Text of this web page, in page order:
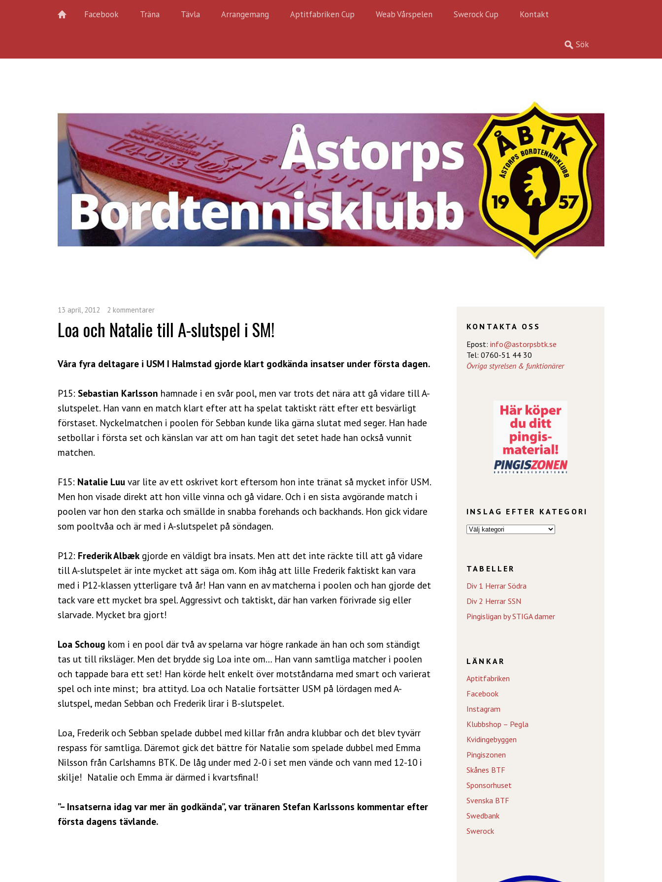
Facebook Träna Tävla Arrangemang Aptitfabriken Cup Weab Vårspelen Swerock Cup Kontakt
13 april, 2012 2 kommentarer
Loa och Natalie till A-slutspel i SM!
Våra fyra deltagare i USM I Halmstad gjorde klart godkända insatser under första dagen.
P15: Sebastian Karlsson hamnade i en svår pool, men var trots det nära att gå vidare till A-
slutspelet. Han vann en match klart efter att ha spelat taktiskt rätt efter ett besvärligt
förstaset. Nyckelmatchen i poolen för Sebban kunde lika gärna slutat med seger. Han hade
setbollar i första set och känslan var att om han tagit det setet hade han också vunnit
matchen.
F15: Natalie Luu var lite av ett oskrivet kort eftersom hon inte tränat så mycket inför USM.
Men hon visade direkt att hon ville vinna och gå vidare. Och i en sista avgörande match i
poolen var hon den starka och smällde in snabba forehands och backhands. Hon gick vidare
som pooltvåa och är med i A-slutspelet på söndagen.
P12: Frederik Albæk gjorde en väldigt bra insats. Men att det inte räckte till att gå vidare
till A-slutspelet är inte mycket att säga om. Kom ihåg att lille Frederik faktiskt kan vara
med i P12-klassen ytterligare två år! Han vann en av matcherna i poolen och han gjorde det
tack vare ett mycket bra spel. Aggressivt och taktiskt, där han varken förivrade sig eller
slarvade. Mycket bra gjort!
Loa Schoug kom i en pool där två av spelarna var högre rankade än han och som ständigt
tas ut till riksläger. Men det brydde sig Loa inte om… Han vann samtliga matcher i poolen
och tappade bara ett set! Han körde helt enkelt över motståndarna med smart och varierat
spel och inte minst; bra attityd. Loa och Natalie fortsätter USM på lördagen med A-
slutspel, medan Sebban och Frederik lirar i B-slutspelet.
Loa, Frederik och Sebban spelade dubbel med killar från andra klubbar och det blev tyvärr
respass för samtliga. Däremot gick det bättre för Natalie som spelade dubbel med Emma
Nilsson från Carlshamns BTK. De låg under med 2-0 i set men vände och vann med 12-10 i
skilje! Natalie och Emma är därmed i kvartsfinal!
”– Insatserna idag var mer än godkända”, var tränaren Stefan Karlssons kommentar efter
första dagens tävlande.
KONTAKTA OSS
Epost: info@astorpsbtk.se
Tel: 0760-51 44 30
Övriga styrelsen & funktionärer
INSLAG EFTER KATEGORI
TABELLER
Div 1 Herrar Södra
Div 2 Herrar SSN
Pingisligan by STIGA damer
LÄNKAR
Aptitfabriken
Facebook
Instagram
Klubbshop – Pegla
Kvidingebyggen
Pingiszonen
Skånes BTF
Sponsorhuset
Svenska BTF
Swedbank
Swerock